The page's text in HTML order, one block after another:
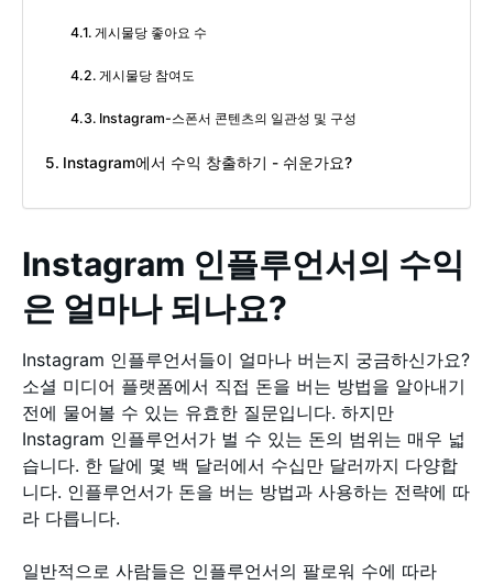
게시물당 좋아요 수
게시물당 참여도
Instagram-스폰서 콘텐츠의 일관성 및 구성
Instagram에서 수익 창출하기 - 쉬운가요?
Instagram 인플루언서의 수익
은 얼마나 되나요?
Instagram 인플루언서들이 얼마나 버는지 궁금하신가요?
소셜 미디어 플랫폼에서 직접 돈을 버는 방법을 알아내기
전에 물어볼 수 있는 유효한 질문입니다. 하지만
Instagram 인플루언서가 벌 수 있는 돈의 범위는 매우 넓
습니다. 한 달에 몇 백 달러에서 수십만 달러까지 다양합
니다. 인플루언서가 돈을 버는 방법과 사용하는 전략에 따
라 다릅니다.
일반적으로 사람들은 인플루언서의 팔로워 수에 따라